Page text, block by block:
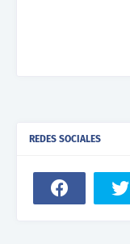
REDES SOCIALES